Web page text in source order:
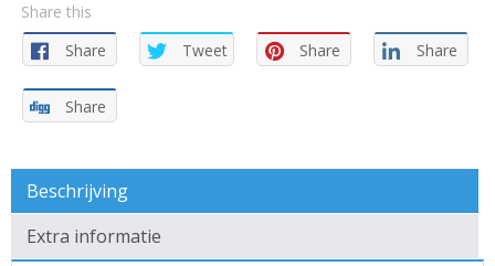
Share this
Share
Tweet Share Share
Share
Beschrijving
Extra informatie